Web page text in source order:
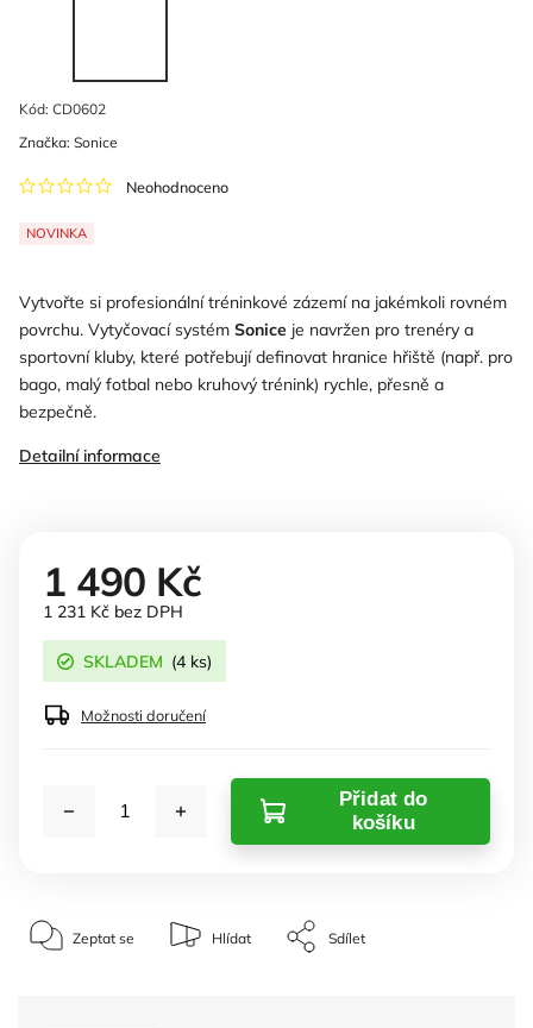
Kód: CD0602
NOVINKA
Neohodnoceno
Vytvořte si profesionální tréninkové zázemí na jakémkoli rovném
povrchu. Vytyčovací systém Sonice je navržen pro trenéry a
sportovní kluby, které potřebují definovat hranice hřiště (např. pro
bago, malý fotbal nebo kruhový trénink) rychle, přesně a
bezpečně.
Detailní informace
Značka: Sonice
1 490 Kč
1 231 Kč bez DPH
SKLADEM (4 ks)
Možnosti doručení
Přidat do
košíku
Zeptat se Hlídat Sdílet